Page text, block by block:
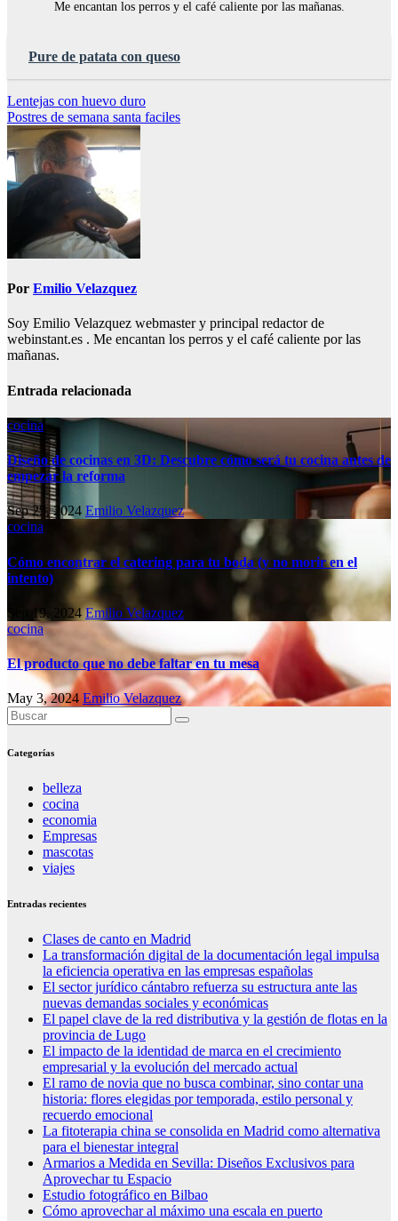
Me encantan los perros y el café caliente por las mañanas.
Pure de patata con queso
Navegación
de
entradas
Lentejas con huevo duro
Postres de semana santa faciles
Por Emilio Velazquez
Soy Emilio Velazquez webmaster y principal redactor de
webinstant.es . Me encantan los perros y el café caliente por las
mañanas.
Entrada relacionada
cocina
Diseño de cocinas en 3D: Descubre cómo será tu cocina antes de
empezar la reforma
Sep 25, 2024 Emilio Velazquez
cocina
Cómo encontrar el catering para tu boda (y no morir en el
intento)
Sep 19, 2024Emilio Velazquez
cocina
El producto que no debe faltar en tu mesa
May 3, 2024 Emilio Velazquez
Categorías
belleza
cocina
economia
Empresas
mascotas
viajes
Entradas recientes
Clases de canto en Madrid
La transformación digital de la documentación legal impulsa
la eficiencia operativa en las empresas españolas
El sector jurídico cántabro refuerza su estructura ante las
nuevas demandas sociales y económicas
El papel clave de la red distributiva y la gestión de flotas en la
provincia de Lugo
El impacto de la identidad de marca en el crecimiento
empresarial y la evolución del mercado actual
El ramo de novia que no busca combinar, sino contar una
historia: flores elegidas por temporada, estilo personal y
recuerdo emocional
La fitoterapia china se consolida en Madrid como alternativa
para el bienestar integral
Armarios a Medida en Sevilla: Diseños Exclusivos para
Aprovechar tu Espacio
Estudio fotográfico en Bilbao
Cómo aprovechar al máximo una escala en puerto